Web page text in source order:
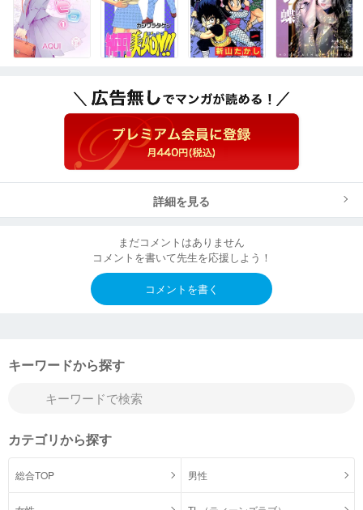
詳細を見る
まだコメントはありません
コメントを書いて先生を応援しよう！
コメントを書く
キーワードから探す
カテゴリから探す
総合TOP 男性